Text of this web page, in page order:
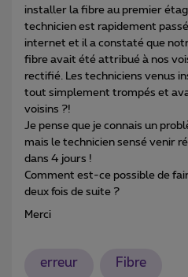
installer la fibre au premier
technicien est rapidement
internet et il a constaté que
fibre avait été attribué à nos
rectifié. Les techniciens venus
tout simplement trompés et
voisins ?!
Je pense que je connais un
mais le technicien sensé venir
dans 4 jours !
Comment est-ce possible de
deux fois de suite ?
Merci
erreur Fibre